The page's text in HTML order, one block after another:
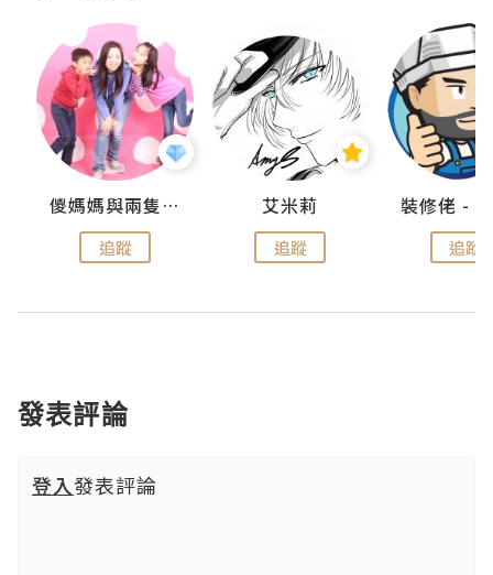
儍媽媽與兩隻小魔怪之家
追蹤
艾米莉
追蹤 追蹤
發表評論
登入發表評論